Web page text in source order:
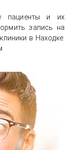
пациенты и их
запись на
в Находке.